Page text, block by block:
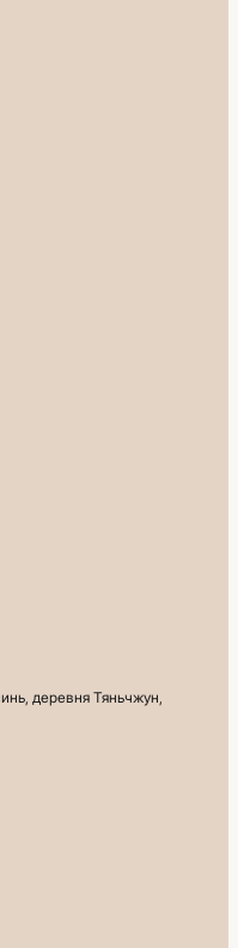
деревня Тяньчжун,